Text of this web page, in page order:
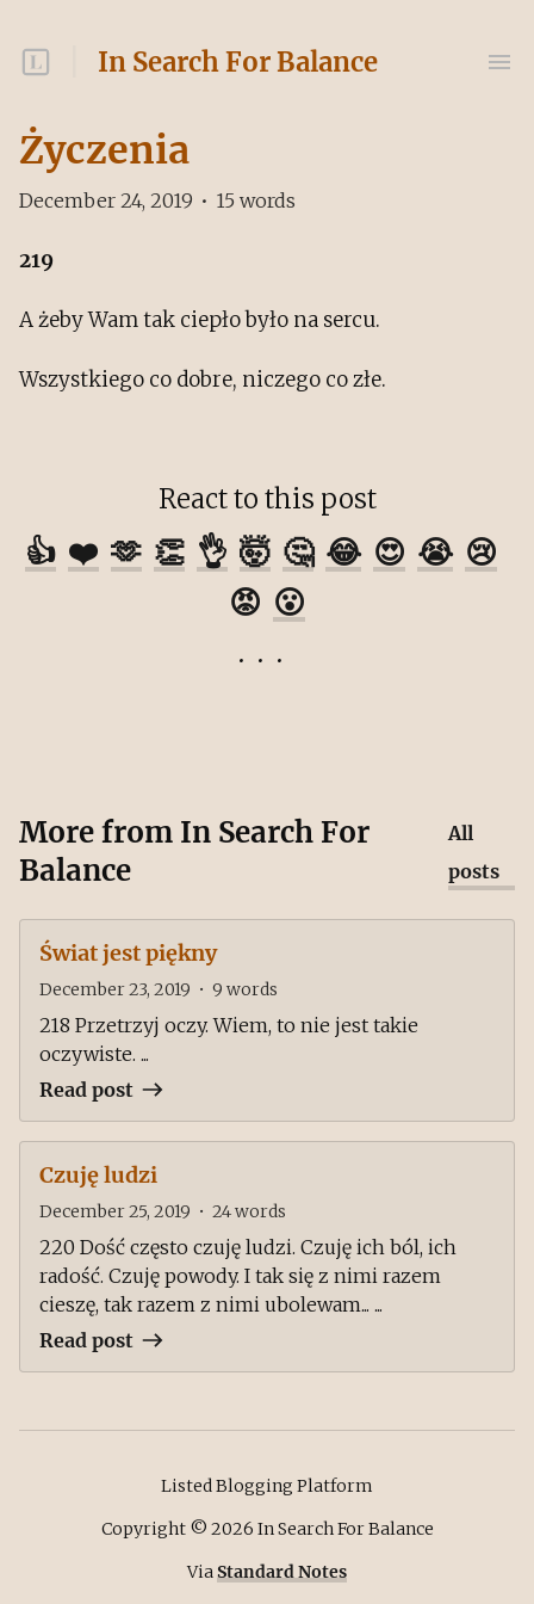
In Search For Balance
Życzenia
December 24, 2019 • 15 words
219
A żeby Wam tak ciepło było na sercu.
Wszystkiego co dobre, niczego co złe.
React to this post
👍 ❤️ 🫶 👏 👌 🤯 🤔 😂 😍 😭 😢
😡 😮
More from In Search For
Balance
All
posts
Świat jest piękny
December 23, 2019 • 9 words
218 Przetrzyj oczy. Wiem, to nie jest takie
oczywiste. ...
Read post
Czuję ludzi
December 25, 2019 • 24words
220 Dość często czuję ludzi. Czuję ich ból, ich
radość. Czuję powody. I tak się z nimi razem
cieszę, tak razem z nimi ubolewam... ...
Read post
Listed Blogging Platform
Copyright © 2026 In Search For Balance
ViaStandard Notes